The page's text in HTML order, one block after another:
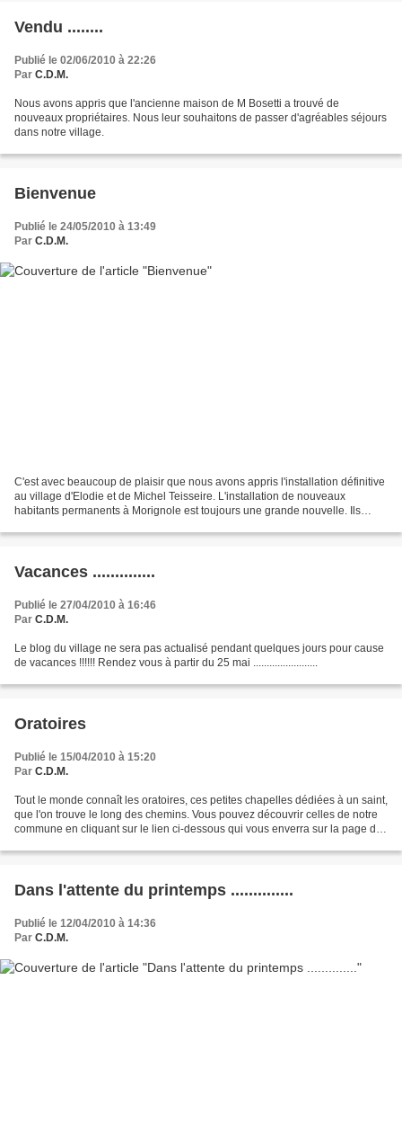
Vendu ........
Publié le 02/06/2010 à 22:26
Par C.D.M.
Nous avons appris que l'ancienne maison de M Bosetti a trouvé de
nouveaux propriétaires. Nous leur souhaitons de passer d'agréables séjours
dans notre village.
Bienvenue
Publié le 24/05/2010 à 13:49
Par C.D.M.
C'est avec beaucoup de plaisir que nous avons appris l'installation définitive
au village d'Elodie et de Michel Teisseire. L'installation de nouveaux
habitants permanents à Morignole est toujours une grande nouvelle. Ils
Vacances ..............
Publié le 27/04/2010 à 16:46
Par C.D.M.
Le blog du village ne sera pas actualisé pendant quelques jours pour cause
de vacances !!!!!! Rendez vous à partir du 25 mai ........................
Oratoires
Publié le 15/04/2010 à 15:20
Par C.D.M.
Tout le monde connaît les oratoires, ces petites chapelles dédiées à un saint,
que l'on trouve le long des chemins. Vous pouvez découvrir celles de notre
commune en cliquant sur le lien ci-dessous qui vous enverra sur la page de
Dans l'attente du printemps ..............
Publié le 12/04/2010 à 14:36
Par C.D.M.